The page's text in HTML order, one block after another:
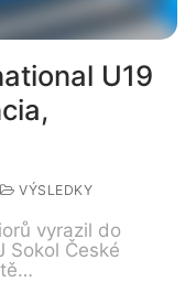
U19
VÝSLEDKY
vyrazil do
Sokol České